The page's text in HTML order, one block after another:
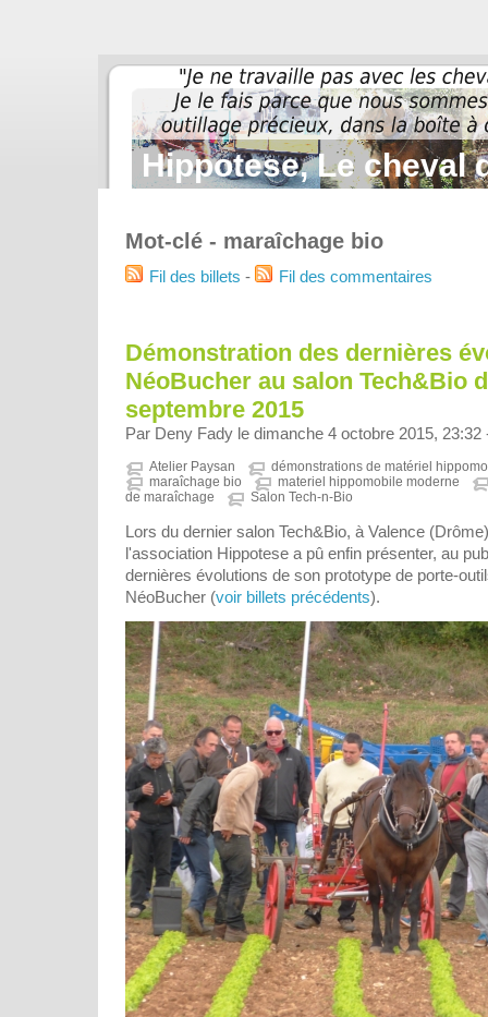
Hippotese, Le cheval
Mot-clé - maraîchage bio
Fil des billets - Fil des commentaires
Démonstration des dernières
NéoBucher au salon Tech&Bio
septembre 2015
Par Deny Fady le dimanche 4 octobre 2015,
Atelier Paysan
démonstrations de matériel
maraîchage bio
materiel hippomobile moderne
de maraîchage
Salon Tech-n-Bio
Lors du dernier salon Tech&Bio, à Valence
l'association Hippotese a pû enfin présenter, au
dernières évolutions de son prototype de porte-
NéoBucher (voir billets précédents).